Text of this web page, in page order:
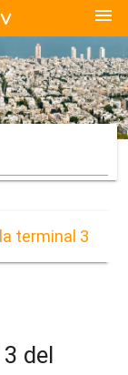
menu
terminal 3
del